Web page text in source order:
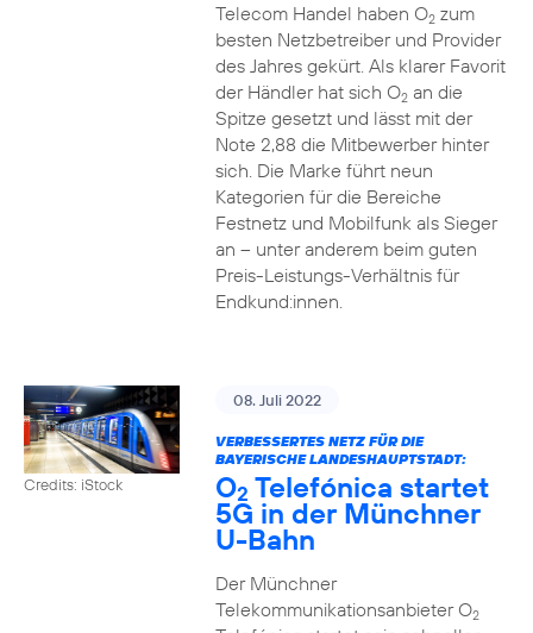
Telecom Handel haben O2zum
besten Netzbetreiber und Provider
des Jahres gekürt. Als klarer Favorit
der Händler hat sich O2an die
Spitze gesetzt und lässt mit der
Note 2,88 die Mitbewerber hinter
sich. Die Marke führt neun
Kategorien für die Bereiche
Festnetz und Mobilfunk als Sieger
an – unter anderem beim guten
Preis-Leistungs-Verhältnis für
Endkund:innen.
Credits: iStock
08. Juli 2022
VERBESSERTES NETZ FÜR DIE
BAYERISCHE LANDESHAUPTSTADT:
O2 Telefónica startet
5G in der Münchner
U-Bahn
Der Münchner
Telekommunikationsanbieter O2